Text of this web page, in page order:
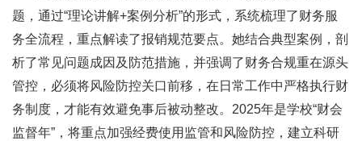
题，通过“理论讲解+案例分析”的形式，系统梳理了财务服
务全流程，重点解读了报销规范要点。她结合典型案例，剖
析了常见问题成因及防范措施，并强调了财务合规重在源头
管控，必须将风险防控关口前移，在日常工作中严格执行财
务制度，才能有效避免事后被动整改。2025年是学校“财会
监督年”，将重点加强经费使用监管和风险防控，建立科研